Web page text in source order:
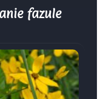
fazule